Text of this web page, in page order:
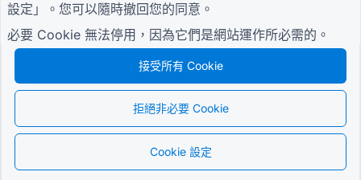
TIGER FORM指南
© 2026 QR Form Generator. All rights reserved.
設定」。您可以隨時撤回您的同意。
必要 Cookie 無法停用，因為它們是網站運作所必需的。
接受所有 Cookie
拒絕非必要 Cookie
Cookie 設定